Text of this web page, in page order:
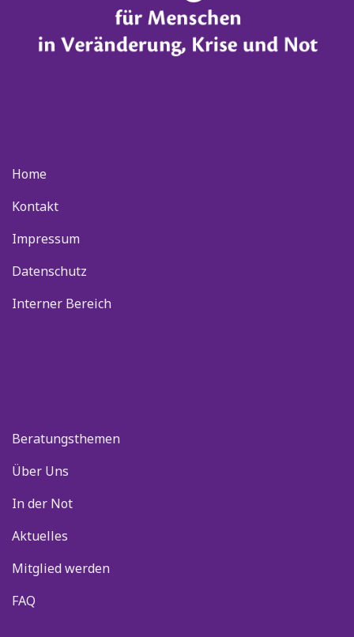
Home
Kontakt
Impressum
Datenschutz
Interner Bereich
Beratungsthemen
Über Uns
In der Not
Aktuelles
Mitglied werden
FAQ